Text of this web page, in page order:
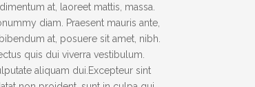
at, laoreet mattis, massa.
diam. Praesent mauris ante,
at, posuere sit amet, nibh.
quis dui viverra vestibulum.
aliquam dui.Excepteur sint